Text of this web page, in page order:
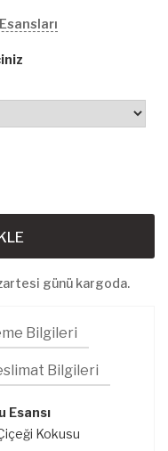
günü kargoda.
Bilgileri
Bilgileri
Esansı
Kokusu